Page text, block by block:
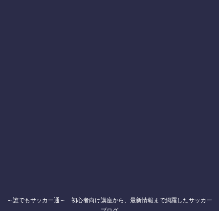
～誰でもサッカー通～ 初心者向け講座から、最新情報まで網羅したサッカー